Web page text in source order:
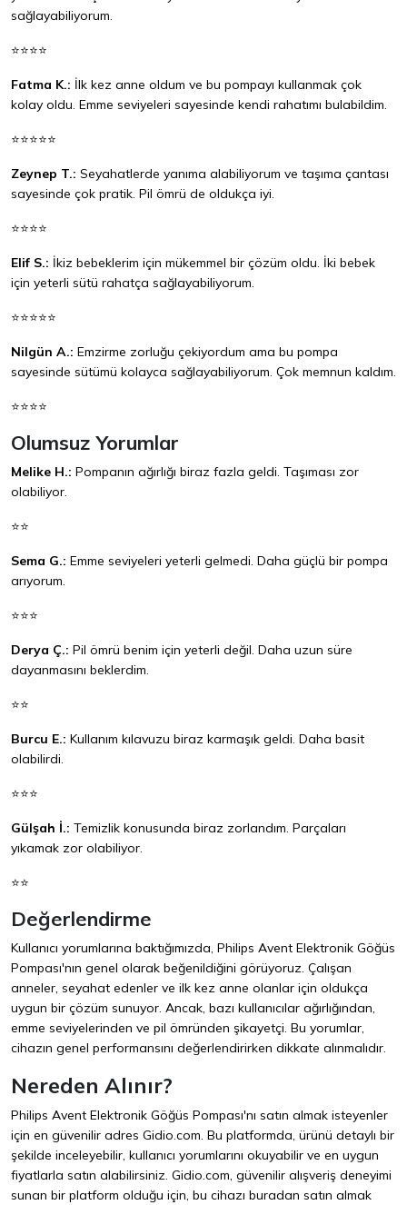
sağlayabiliyorum.
⭐⭐⭐⭐
Fatma K.: İlk kez anne oldum ve bu pompayı kullanmak çok
kolay oldu. Emme seviyeleri sayesinde kendi rahatımı bulabildim.
⭐⭐⭐⭐⭐
Zeynep T.: Seyahatlerde yanıma alabiliyorum ve taşıma çantası
sayesinde çok pratik. Pil ömrü de oldukça iyi.
⭐⭐⭐⭐
Elif S.: İkiz bebeklerim için mükemmel bir çözüm oldu. İki bebek
için yeterli sütü rahatça sağlayabiliyorum.
⭐⭐⭐⭐⭐
Nilgün A.: Emzirme zorluğu çekiyordum ama bu pompa
sayesinde sütümü kolayca sağlayabiliyorum. Çok memnun kaldım.
⭐⭐⭐⭐
Olumsuz Yorumlar
Melike H.: Pompanın ağırlığı biraz fazla geldi. Taşıması zor
olabiliyor.
⭐⭐
Sema G.: Emme seviyeleri yeterli gelmedi. Daha güçlü bir pompa
arıyorum.
⭐⭐⭐
Derya Ç.: Pil ömrü benim için yeterli değil. Daha uzun süre
dayanmasını beklerdim.
⭐⭐
Burcu E.: Kullanım kılavuzu biraz karmaşık geldi. Daha basit
olabilirdi.
⭐⭐⭐
Gülşah İ.: Temizlik konusunda biraz zorlandım. Parçaları
yıkamak zor olabiliyor.
⭐⭐
Değerlendirme
Kullanıcı yorumlarına baktığımızda, Philips Avent Elektronik Göğüs
Pompası'nın genel olarak beğenildiğini görüyoruz. Çalışan
anneler, seyahat edenler ve ilk kez anne olanlar için oldukça
uygun bir çözüm sunuyor. Ancak, bazı kullanıcılar ağırlığından,
emme seviyelerinden ve pil ömründen şikayetçi. Bu yorumlar,
cihazın genel performansını değerlendirirken dikkate alınmalıdır.
Nereden Alınır?
Philips Avent Elektronik Göğüs Pompası'nı satın almak isteyenler
için en güvenilir adres Gidio.com. Bu platformda, ürünü detaylı bir
şekilde inceleyebilir, kullanıcı yorumlarını okuyabilir ve en uygun
fiyatlarla satın alabilirsiniz. Gidio.com, güvenilir alışveriş deneyimi
sunan bir platform olduğu için, bu cihazı buradan satın almak